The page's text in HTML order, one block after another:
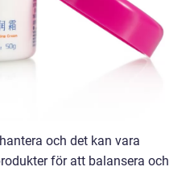
och det kan vara
för att balansera och